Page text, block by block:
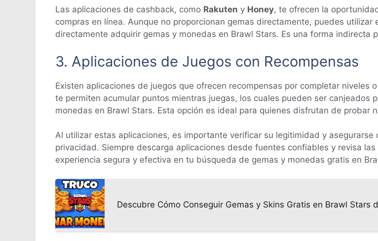
Las aplicaciones de cashback, como Rakuten y Honey, te ofrecen la
compras en línea. Aunque no proporcionan gemas directamente, puedes
directamente adquirir gemas y monedas en Brawl Stars. Es una forma indirecta
3. Aplicaciones de Juegos con Recompensas
Existen aplicaciones de juegos que ofrecen recompensas por completar niveles
te permiten acumular puntos mientras juegas, los cuales pueden ser canjeados
monedas en Brawl Stars. Esta opción es ideal para quienes disfrutan de probar
Al utilizar estas aplicaciones, es importante verificar su legitimidad y
privacidad. Siempre descarga aplicaciones desde fuentes confiables y revisa
experiencia segura y efectiva en tu búsqueda de gemas y monedas gratis en
Descubre Cómo Conseguir Gemas y Skins Gratis en Brawl Stars